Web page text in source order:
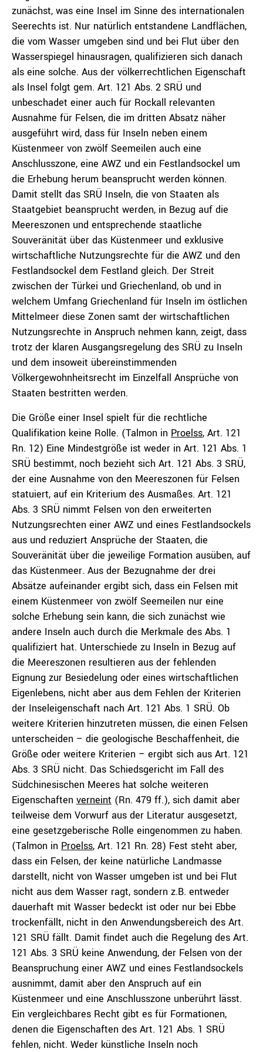
zunächst, was eine Insel im Sinne des internationalen
Seerechts ist. Nur natürlich entstandene Landflächen,
die vom Wasser umgeben sind und bei Flut über den
Wasserspiegel hinausragen, qualifizieren sich danach
als eine solche. Aus der völkerrechtlichen Eigenschaft
als Insel folgt gem. Art. 121 Abs. 2 SRÜ und
unbeschadet einer auch für Rockall relevanten
Ausnahme für Felsen, die im dritten Absatz näher
ausgeführt wird, dass für Inseln neben einem
Küstenmeer von zwölf Seemeilen auch eine
Anschlusszone, eine AWZ und ein Festlandsockel um
die Erhebung herum beansprucht werden können.
Damit stellt das SRÜ Inseln, die von Staaten als
Staatgebiet beansprucht werden, in Bezug auf die
Meereszonen und entsprechende staatliche
Souveränität über das Küstenmeer und exklusive
wirtschaftliche Nutzungsrechte für die AWZ und den
Festlandsockel dem Festland gleich. Der Streit
zwischen der Türkei und Griechenland, ob und in
welchem Umfang Griechenland für Inseln im östlichen
Mittelmeer diese Zonen samt der wirtschaftlichen
Nutzungsrechte in Anspruch nehmen kann, zeigt, dass
trotz der klaren Ausgangsregelung des SRÜ zu Inseln
und dem insoweit übereinstimmenden
Völkergewohnheitsrecht im Einzelfall Ansprüche von
Staaten bestritten werden.
Die Größe einer Insel spielt für die rechtliche
Qualifikation keine Rolle. (Talmon in Proelss, Art. 121
Rn. 12) Eine Mindestgröße ist weder in Art. 121 Abs. 1
SRÜ bestimmt, noch bezieht sich Art. 121 Abs. 3 SRÜ,
der eine Ausnahme von den Meereszonen für Felsen
statuiert, auf ein Kriterium des Ausmaßes. Art. 121
Abs. 3 SRÜ nimmt Felsen von den erweiterten
Nutzungsrechten einer AWZ und eines Festlandsockels
aus und reduziert Ansprüche der Staaten, die
Souveränität über die jeweilige Formation ausüben, auf
das Küstenmeer. Aus der Bezugnahme der drei
Absätze aufeinander ergibt sich, dass ein Felsen mit
einem Küstenmeer von zwölf Seemeilen nur eine
solche Erhebung sein kann, die sich zunächst wie
andere Inseln auch durch die Merkmale des Abs. 1
qualifiziert hat. Unterschiede zu Inseln in Bezug auf
die Meereszonen resultieren aus der fehlenden
Eignung zur Besiedelung oder eines wirtschaftlichen
Eigenlebens, nicht aber aus dem Fehlen der Kriterien
der Inseleigenschaft nach Art. 121 Abs. 1 SRÜ. Ob
weitere Kriterien hinzutreten müssen, die einen Felsen
unterscheiden – die geologische Beschaffenheit, die
Größe oder weitere Kriterien – ergibt sich aus Art. 121
Abs. 3 SRÜ nicht. Das Schiedsgericht im Fall des
Südchinesischen Meeres hat solche weiteren
Eigenschaften verneint (Rn. 479 ff.), sich damit aber
teilweise dem Vorwurf aus der Literatur ausgesetzt,
eine gesetzgeberische Rolle eingenommen zu haben.
(Talmon in Proelss, Art. 121 Rn. 28) Fest steht aber,
dass ein Felsen, der keine natürliche Landmasse
darstellt, nicht von Wasser umgeben ist und bei Flut
nicht aus dem Wasser ragt, sondern z.B. entweder
dauerhaft mit Wasser bedeckt ist oder nur bei Ebbe
trockenfällt, nicht in den Anwendungsbereich des Art.
121 SRÜ fällt. Damit findet auch die Regelung des Art.
121 Abs. 3 SRÜ keine Anwendung, der Felsen von der
Beanspruchung einer AWZ und eines Festlandsockels
ausnimmt, damit aber den Anspruch auf ein
Küstenmeer und eine Anschlusszone unberührt lässt.
Ein vergleichbares Recht gibt es für Formationen,
denen die Eigenschaften des Art. 121 Abs. 1 SRÜ
fehlen, nicht. Weder künstliche Inseln noch